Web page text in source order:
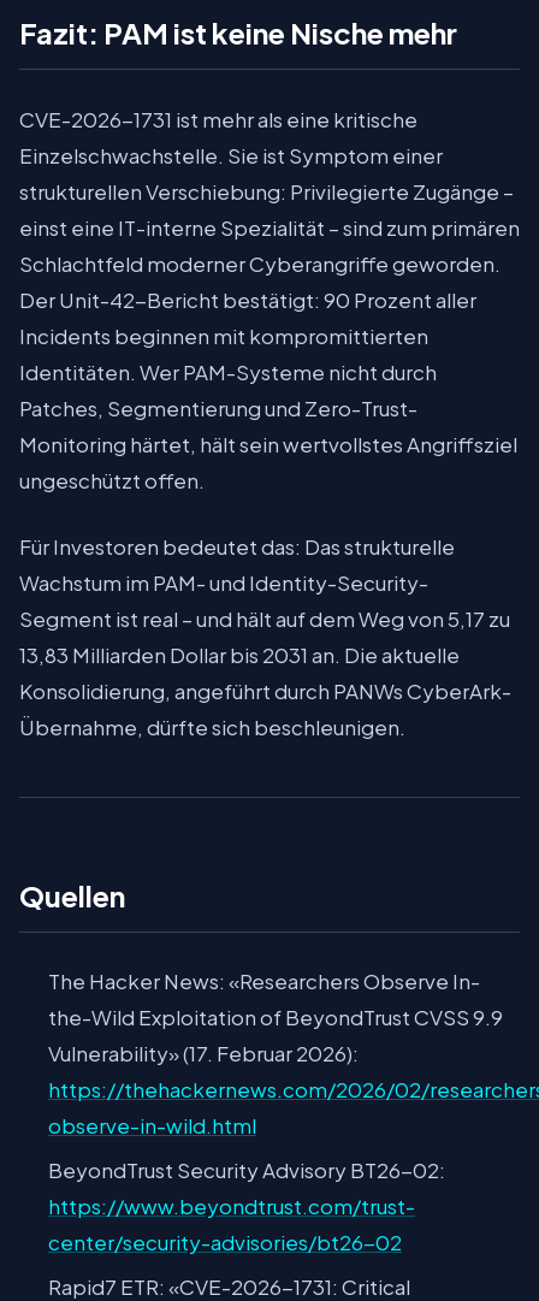
Fazit: PAM ist keine Nische mehr
CVE-2026-1731 ist mehr als eine kritische
Einzelschwachstelle. Sie ist Symptom einer
strukturellen Verschiebung: Privilegierte Zugänge –
einst eine IT-interne Spezialität – sind zum primären
Schlachtfeld moderner Cyberangriffe geworden.
Der Unit-42-Bericht bestätigt: 90 Prozent aller
Incidents beginnen mit kompromittierten
Identitäten. Wer PAM-Systeme nicht durch
Patches, Segmentierung und Zero-Trust-
Monitoring härtet, hält sein wertvollstes Angriffsziel
ungeschützt offen.
Für Investoren bedeutet das: Das strukturelle
Wachstum im PAM- und Identity-Security-
Segment ist real – und hält auf dem Weg von 5,17 zu
13,83 Milliarden Dollar bis 2031 an. Die aktuelle
Konsolidierung, angeführt durch PANWs CyberArk-
Übernahme, dürfte sich beschleunigen.
Quellen
The Hacker News: «Researchers Observe In-
the-Wild Exploitation of BeyondTrust CVSS 9.9
Vulnerability» (17. Februar 2026):
https://thehackernews.com/2026/02/
observe-in-wild.html
BeyondTrust Security Advisory BT26-02:
https://www.beyondtrust.com/trust-
center/security-advisories/bt26-02
Rapid7 ETR: «CVE-2026-1731: Critical